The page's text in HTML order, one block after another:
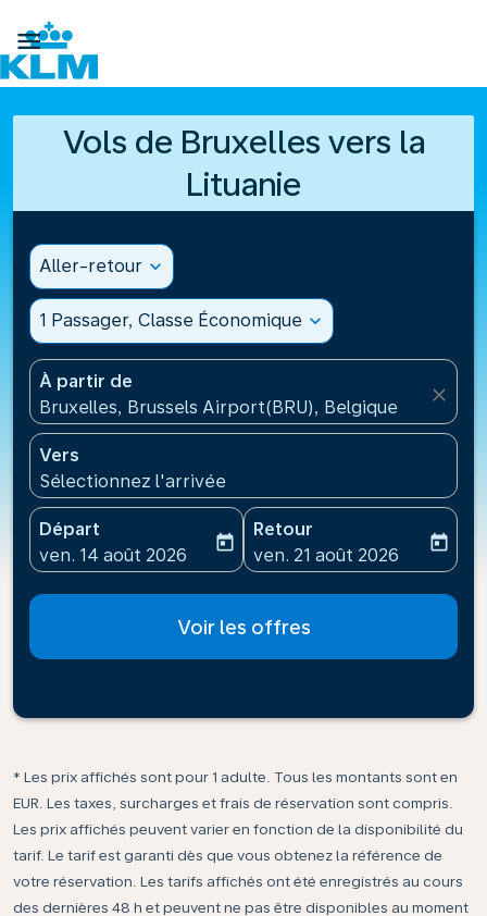

Vols de Bruxelles vers la
Lituanie
Aller-retour expand_more
1 Passager, Classe Économique expand_more
À partir de
Bruxelles, Brussels Airport(BRU), Belgique
close
Vers
Sélectionnez l'arrivée
Départ
fc-booking-departure-date-aria-label
ven. 14 août 2026
today
Retour
fc-booking-return-date-
ven. 21 août 2026
today
Voir les offres
* Les prix affichés sont pour 1 adulte. Tous les montants sont en
EUR. Les taxes, surcharges et frais de réservation sont compris.
Les prix affichés peuvent varier en fonction de la disponibilité du
tarif. Le tarif est garanti dès que vous obtenez la référence de
votre réservation. Les tarifs affichés ont été enregistrés au cours
des dernières 48 h et peuvent ne pas être disponibles au moment